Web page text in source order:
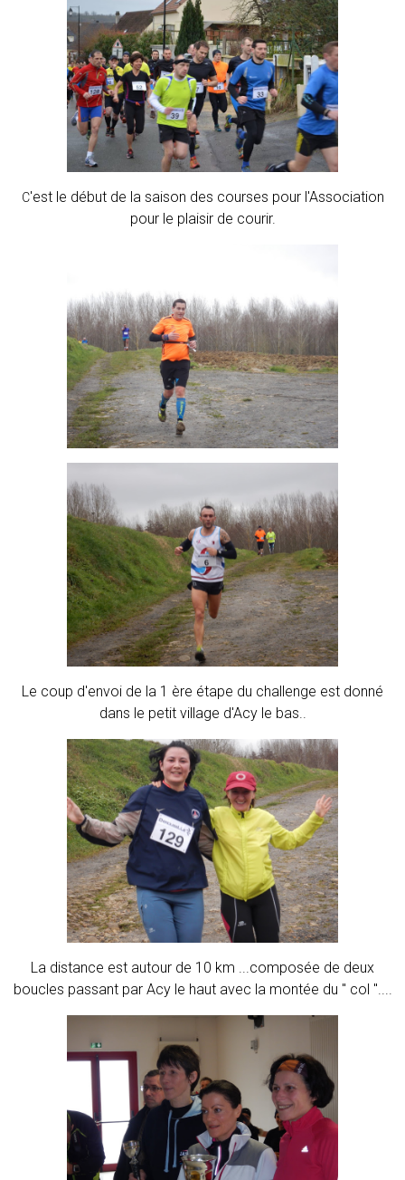
C'est le début de la saison des courses pour l'Association
pour le plaisir de courir.
Le coup d'envoi de la 1 ère étape du challenge est donné
dans le petit village d'Acy le bas..
La distance est autour de 10 km ...composée de deux
boucles passant par Acy le haut avec la montée du " col "....